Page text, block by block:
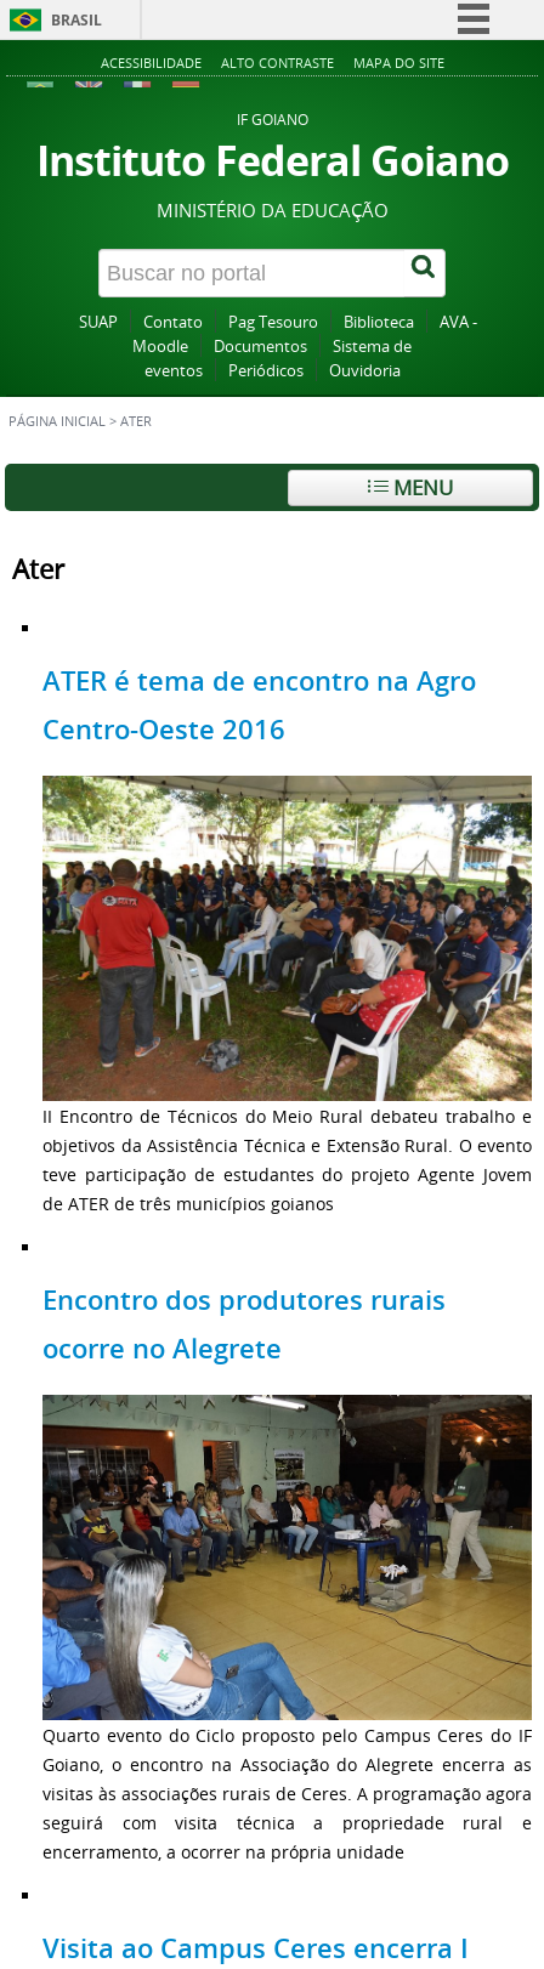
BRASIL
Simplifique!
Acesso à informação
Legislação
Canais
ACESSIBILIDADE ALTO CONTRASTE MAPA DO SITE
IF GOIANO
Instituto Federal Goiano
MINISTÉRIO DA EDUCAÇÃO
SUAP Contato Pag Tesouro Biblioteca
AVA -
Moodle
Documentos
Sistema de
eventos
Periódicos Ouvidoria
PÁGINA INICIAL > ATER
MENU
Ater
ATER é tema de encontro na Agro
Centro-Oeste 2016
II Encontro de Técnicos do Meio Rural debateu trabalho e
objetivos da Assistência Técnica e Extensão Rural. O evento
teve participação de estudantes do projeto Agente Jovem
de ATER de três municípios goianos
Encontro dos produtores rurais
ocorre no Alegrete
Quarto evento do Ciclo proposto pelo Campus Ceres do IF
Goiano, o encontro na Associação do Alegrete encerra as
visitas às associações rurais de Ceres. A programação agora
seguirá com visita técnica a propriedade rural e
encerramento, a ocorrer na própria unidade
Visita ao Campus Ceres encerra I